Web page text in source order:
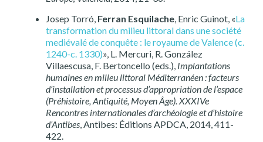
Josep Torró, Ferran Esquilache, Enric Guinot, «La
transformation du milieu littoral dans une société
mediévalé de conquête : le royaume de Valence (c.
1240-c. 1330)», L. Mercuri, R. González
Villaescusa, F. Bertoncello (eds.), Implantations
humaines en milieu littoral Méditerranéen : facteurs
d’installation et processus d’appropriation de l’espace
(Préhistoire, Antiquité, Moyen Âge). XXXIVe
Rencontres internationales d’archéologie et d’histoire
d’Antibes, Antibes: Éditions APDCA, 2014, 411-
422.